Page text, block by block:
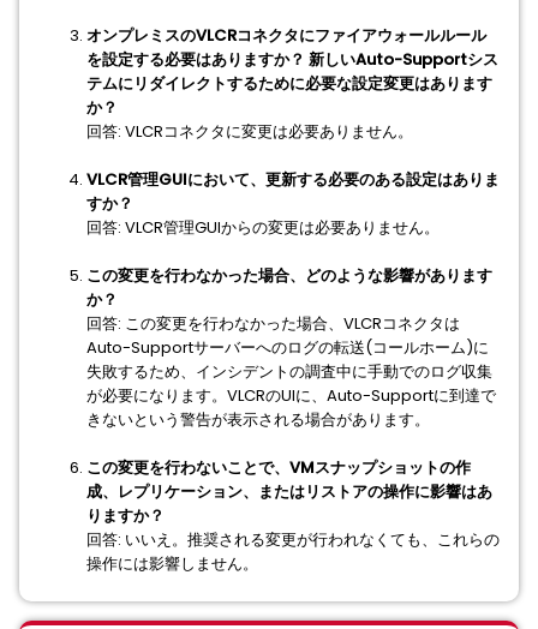
オンプレミスのVLCRコネクタにファイアウォールルール
を設定する必要はありますか？ 新しいAuto-Supportシス
テムにリダイレクトするために必要な設定変更はあります
か？
回答: VLCRコネクタに変更は必要ありません。
VLCR管理GUIにおいて、更新する必要のある設定はありま
すか？
回答: VLCR管理GUIからの変更は必要ありません。
この変更を行わなかった場合、どのような影響があります
か？
回答: この変更を行わなかった場合、VLCRコネクタは
Auto-Supportサーバーへのログの転送(コールホーム)に
失敗するため、インシデントの調査中に手動でのログ収集
が必要になります。VLCRのUIに、Auto-Supportに到達で
きないという警告が表示される場合があります。
この変更を行わないことで、VMスナップショットの作
成、レプリケーション、またはリストアの操作に影響はあ
りますか？
回答: いいえ。推奨される変更が行われなくても、これらの
操作には影響しません。